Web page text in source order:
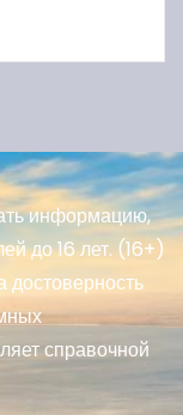
информацию,
до 16 лет. (16+)
достоверность
справочной